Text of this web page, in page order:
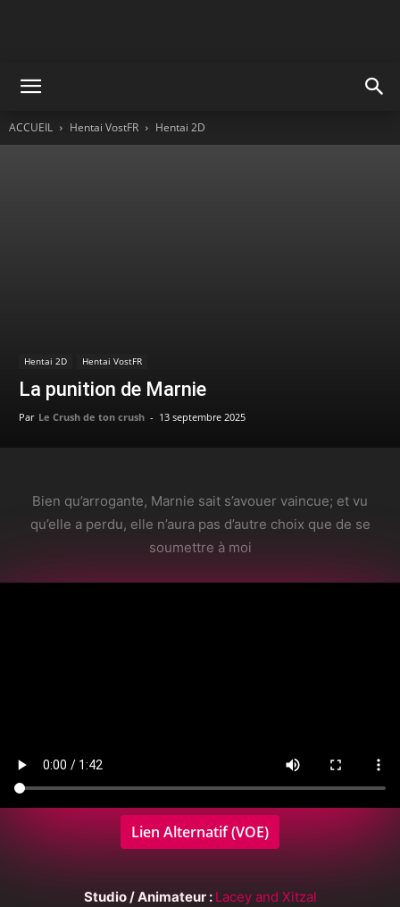
ACCUEIL Hentai VostFR Hentai 2D
Hentai 2D Hentai VostFR
La punition de Marnie
Par Le Crush de ton crush - 13 septembre 2025
Bien qu’arrogante, Marnie sait s’avouer vaincue; et vu
qu’elle a perdu, elle n’aura pas d’autre choix que de se
soumettre à moi
Lien Alternatif (VOE)
Studio / Animateur : Lacey and Xitzal